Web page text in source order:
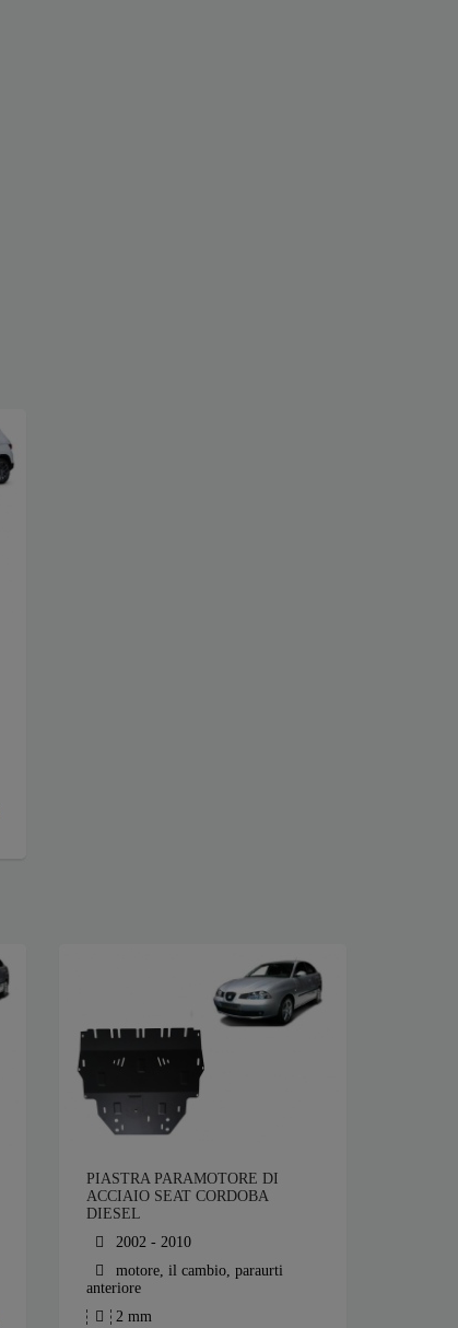
PIASTRA PARAMOTORE DI
ACCIAIO SEAT CORDOBA
DIESEL
2002 - 2010
motore, il cambio, paraurti
anteriore
2 mm